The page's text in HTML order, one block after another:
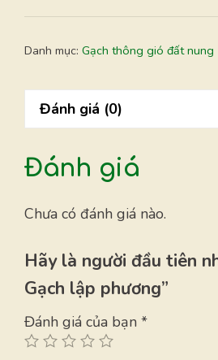
Gạch
lập
số
Danh mục: Gạch thông gió đất nung
Đánh giá (0)
Đánh giá
Chưa có đánh giá nào.
Hãy là người đầu tiên
Gạch lập phương”
Đánh giá của bạn *